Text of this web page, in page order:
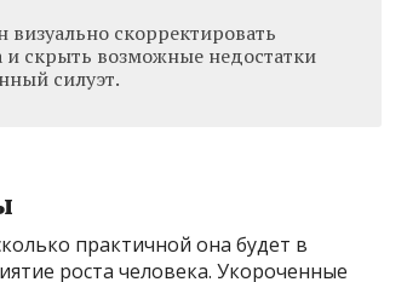
скорректировать
скрыть возможные недостатки
силуэт.
практичной она будет в
роста человека. Укороченные